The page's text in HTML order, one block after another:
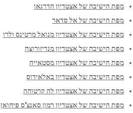
מפת הישיבה של אצטדיון הדרגאו
מפת הישיבה של אל סדאר
מפת הישיבה של אצטדיון מנואל מרטינס ולרו
מפת הישיבה של אצטדיון מנדיזורוצה
מפת הישיבה של אצטדיון מסטאייה
מפת הישיבה של אצטדיון באלאידוס
מפת הישיבה של אצטדיון לה קרטוחה
מפת הישיבה של אצטדיון רמון סאנצ'ס פיחואן